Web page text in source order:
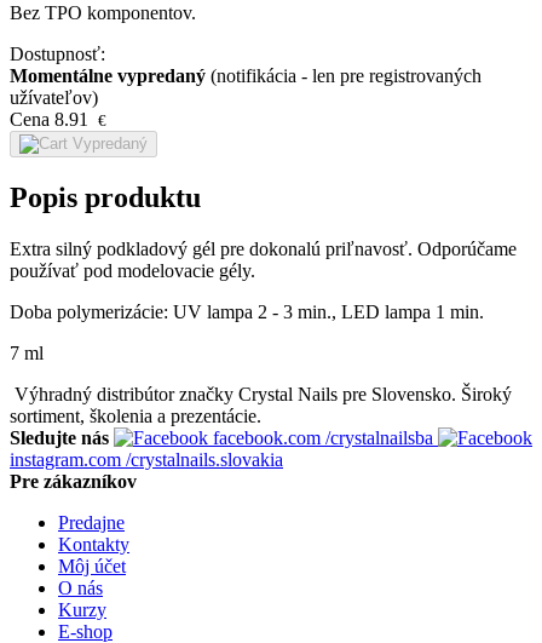
Bez TPO komponentov.
Dostupnosť:
Momentálne vypredaný (notifikácia - len pre registrovaných
užívateľov)
Cena 8.91 €
Vypredaný
Popis produktu
Extra silný podkladový gél pre dokonalú priľnavosť. Odporúčame
používať pod modelovacie gély.
Doba polymerizácie: UV lampa 2 - 3 min., LED lampa 1 min.
7 ml
Výhradný distribútor značky Crystal Nails pre Slovensko. Široký
sortiment, školenia a prezentácie.
Sledujte nás
facebook.com /crystalnailsba
instagram.com /crystalnails.slovakia
Pre zákazníkov
Predajne
Kontakty
Môj účet
O nás
Kurzy
E-shop